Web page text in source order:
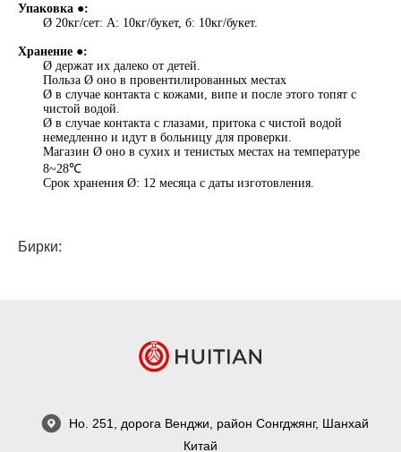
Упаковка ●:
Ø 20кг/сет: А: 10кг/букет, б: 10кг/букет.
Хранение ●:
Ø держат их далеко от детей.
Польза Ø оно в провентилированных местах
Ø в случае контакта с кожами, випе и после этого топят с
чистой водой.
Ø в случае контакта с глазами, притока с чистой водой
немедленно и идут в больницу для проверки.
Магазин Ø оно в сухих и тенистых местах на температуре
8~28℃
Срок хранения Ø: 12 месяца с даты изготовления.
Бирки:
Но. 251, дорога Венджи, район Сонгджянг, Шанхай
Китай